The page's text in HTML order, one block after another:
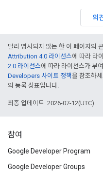
의
달리 명시되지 않는 한 이 페이지의
Attribution 4.0 라이선스에 따라 라
2.0 라이선스에 따라 라이선스가 부
Developers 사이트 정책을 참조하
의 등록 상표입니다.
최종 업데이트: 2026-07-12(UTC)
참여
Google Developer Program
Google Developer Groups